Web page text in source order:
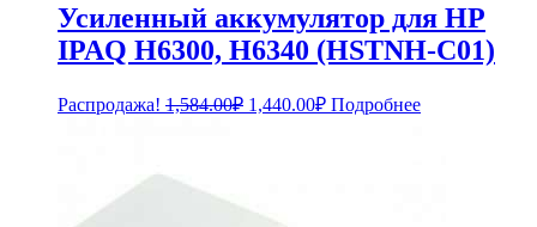
Усиленный аккумулятор для HP
IPAQ H6300, H6340 (HSTNH-C01)
Распродажа! 1,584.00₽ Первоначальная
1,440.00₽Текущая
цена:
Подробнее